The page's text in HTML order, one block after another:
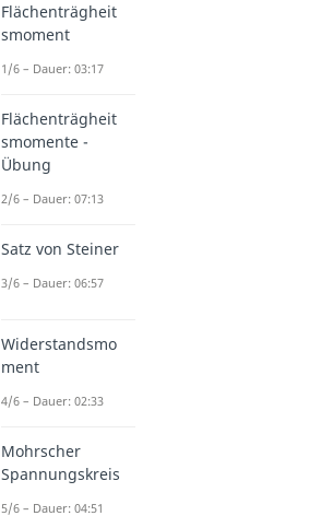
Flächenträgheit
smoment
1/6 – Dauer: 03:17
Flächenträgheit
smomente -
Übung
2/6 – Dauer: 07:13
Satz von Steiner
3/6 – Dauer: 06:57
Widerstandsmo
ment
4/6 – Dauer: 02:33
Mohrscher
Spannungskreis
5/6 – Dauer: 04:51